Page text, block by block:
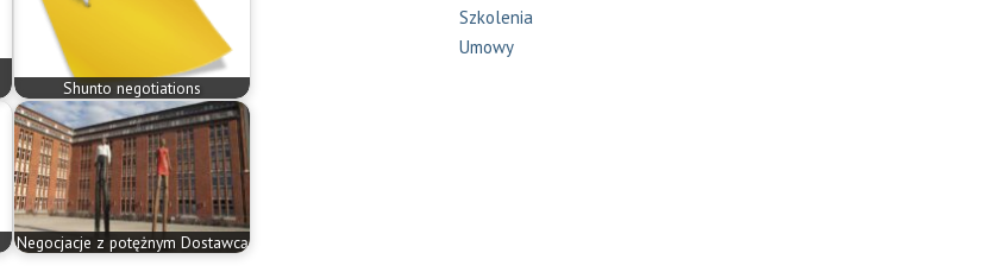
Shunto negotiations
Negocjacje z potężnym Dostawcą
Szkolenia
Umowy